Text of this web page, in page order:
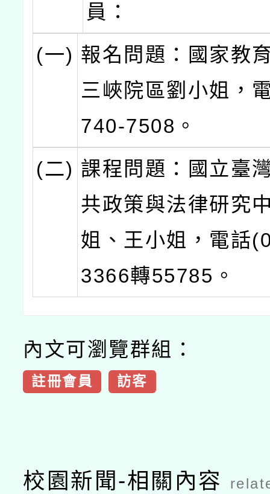
員：
(一) 報名問題：國家教
三峽院區劉小姐，
740-7508。
(二) 課程問題：國立臺
共政策與法律研究
姐、王小姐，電話
3366轉55785。
內文可瀏覽群組：
註冊會員 訪客
校園新聞-相關內容